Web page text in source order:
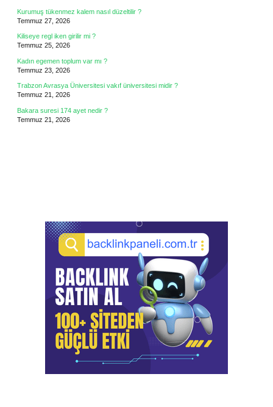
Kurumuş tükenmez kalem nasıl düzeltilir ?
Temmuz 27, 2026
Kiliseye regl iken girilir mi ?
Temmuz 25, 2026
Kadın egemen toplum var mı ?
Temmuz 23, 2026
Trabzon Avrasya Üniversitesi vakıf üniversitesi midir ?
Temmuz 21, 2026
Bakara suresi 174 ayet nedir ?
Temmuz 21, 2026